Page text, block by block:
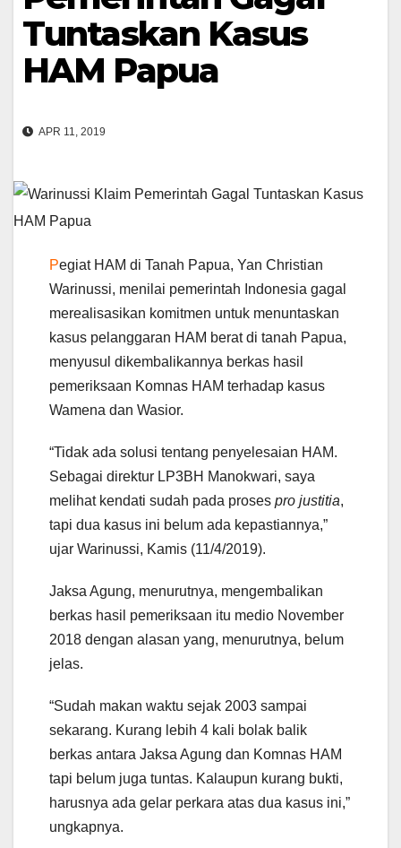
Tuntaskan Kasus
HAM Papua
APR 11, 2019
Pegiat HAM di Tanah Papua, Yan Christian
Warinussi, menilai pemerintah Indonesia gagal
merealisasikan komitmen untuk menuntaskan
kasus pelanggaran HAM berat di tanah Papua,
menyusul dikembalikannya berkas hasil
pemeriksaan Komnas HAM terhadap kasus
Wamena dan Wasior.
“Tidak ada solusi tentang penyelesaian HAM.
Sebagai direktur LP3BH Manokwari, saya
melihat kendati sudah pada proses pro justitia,
tapi dua kasus ini belum ada kepastiannya,”
ujar Warinussi, Kamis (11/4/2019).
Jaksa Agung, menurutnya, mengembalikan
berkas hasil pemeriksaan itu medio November
2018 dengan alasan yang, menurutnya, belum
jelas.
“Sudah makan waktu sejak 2003 sampai
sekarang. Kurang lebih 4 kali bolak balik
berkas antara Jaksa Agung dan Komnas HAM
tapi belum juga tuntas. Kalaupun kurang bukti,
harusnya ada gelar perkara atas dua kasus ini,”
ungkapnya.